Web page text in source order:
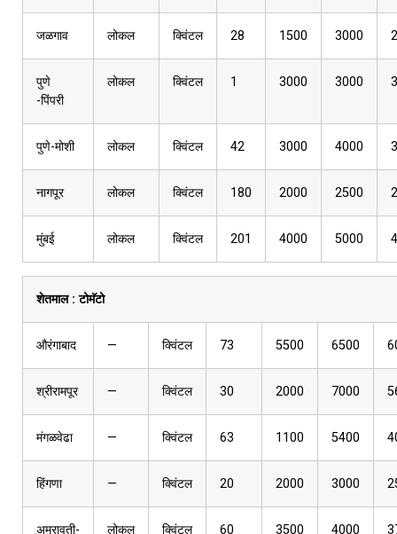
जळगाव लोकल क्विंटल 28 1500 3000
पुणे
-पिंपरी
लोकल क्विंटल 1 3000 3000
पुणे-मोशी लोकल क्विंटल 42 3000 4000
नागपूर लोकल क्विंटल 180 2000 2500
मुंबई लोकल क्विंटल 201 4000 5000
शेतमाल :टोमॅटो
औरंगाबाद — क्विंटल 73 5500 6500
श्रीरामपूर — क्विंटल 30 2000 7000
मंगळवेढा — क्विंटल 63 1100 5400
हिंगणा — क्विंटल 20 2000 3000
अमरावती-
लोकल क्विंटल 60 3500 4000